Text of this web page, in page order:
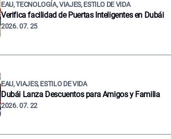
EAU, TECNOLOGÍA, VIAJES, ESTILO DE VIDA
Verifica facilidad de Puertas Inteligentes en Dubái
2026. 07. 25
EAU, VIAJES, ESTILO DE VIDA
Dubái Lanza Descuentos para Amigos y Familia
2026. 07. 22